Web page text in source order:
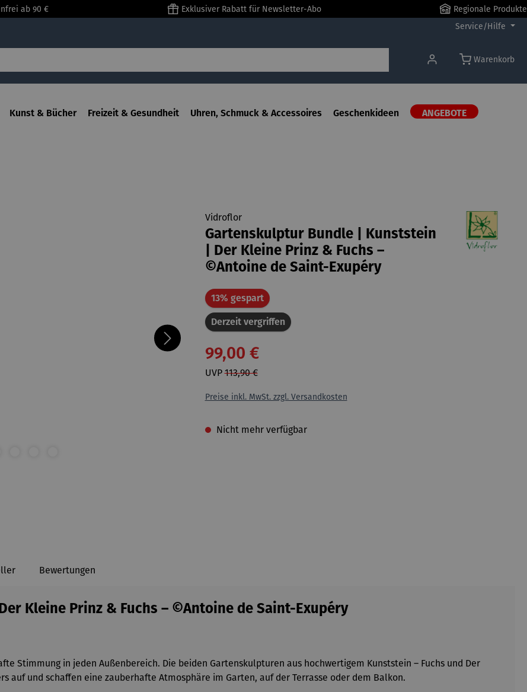
ab 90 € Exklusiver Rabatt für Newsletter-Abo
Regionale Produkte
Service/Hilfe
Warenkorb
Kunst & Bücher Freizeit & Gesundheit Uhren, Schmuck & Accessoires Geschenkideen ANGEBOTE
Vidroflor
Gartenskulptur Bundle | Kunststein
| Der Kleine Prinz & Fuchs –
©Antoine de Saint-Exupéry
Derzeit vergriffen
13% gespartRabatt
99,00 €
UVP113,90 €
Preise inkl. MwSt. zzgl. Versandkosten
Nicht mehr verfügbar
Bewertungen
Kleine Prinz & Fuchs – ©Antoine de Saint-Exupéry
Stimmung in jeden Außenbereich. Die beiden Gartenskulpturen aus hochwertigem Kunststein – Fuchs und Der
auf und schaffen eine zauberhafte Atmosphäre im Garten, auf der Terrasse oder dem Balkon.